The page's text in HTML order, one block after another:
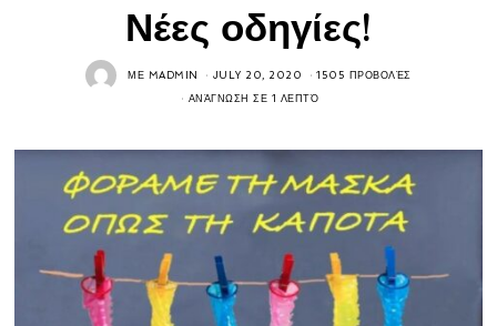
Νέες οδηγίες!
ΜΕ MADMIN JULY 20, 2020 1505 ΠΡΟΒΟΛΈΣ
ΑΝΆΓΝΩΣΗ ΣΕ 1 ΛΕΠΤΌ